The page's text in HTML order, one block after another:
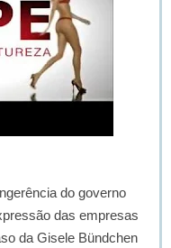
do governo
das empresas
da Gisele Bündchen